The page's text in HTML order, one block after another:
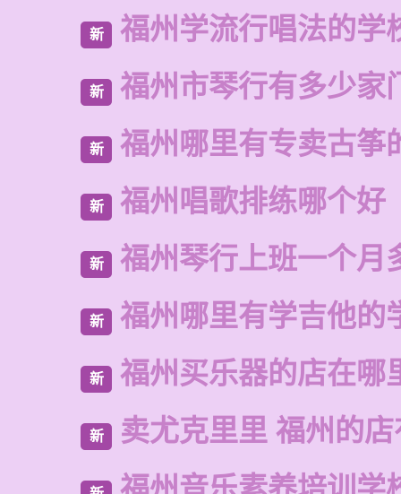
新 福州学流行唱法的学
新 福州市琴行有多少家
新 福州哪里有专卖古筝
新 福州唱歌排练哪个好
新 福州琴行上班一个月
新 福州哪里有学吉他的
新 福州买乐器的店在哪
新 卖尤克里里 福州的